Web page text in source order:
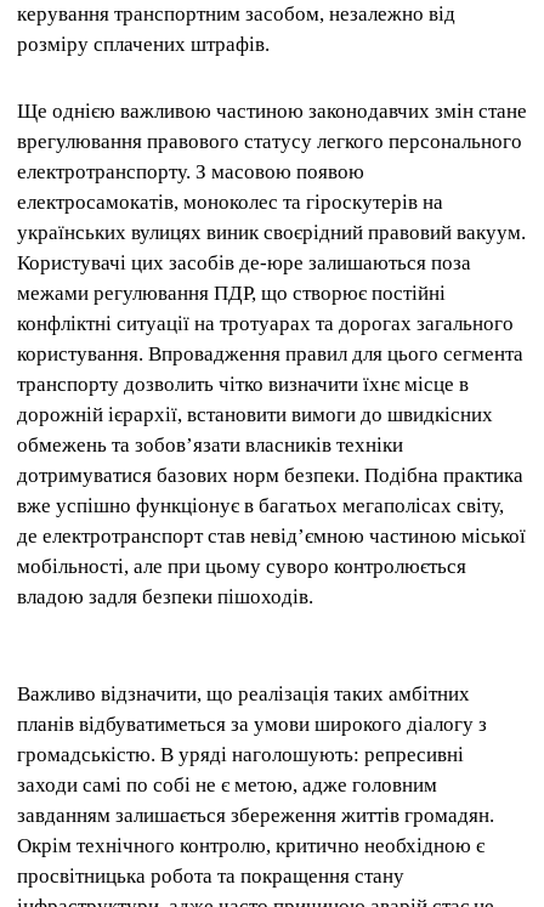
керування транспортним засобом, незалежно від
розміру сплачених штрафів.
Ще однією важливою частиною законодавчих змін стане
врегулювання правового статусу легкого персонального
електротранспорту. З масовою появою
електросамокатів, моноколес та гіроскутерів на
українських вулицях виник своєрідний правовий вакуум.
Користувачі цих засобів де-юре залишаються поза
межами регулювання ПДР, що створює постійні
конфліктні ситуації на тротуарах та дорогах загального
користування. Впровадження правил для цього сегмента
транспорту дозволить чітко визначити їхнє місце в
дорожній ієрархії, встановити вимоги до швидкісних
обмежень та зобов’язати власників техніки
дотримуватися базових норм безпеки. Подібна практика
вже успішно функціонує в багатьох мегаполісах світу,
де електротранспорт став невід’ємною частиною міської
мобільності, але при цьому суворо контролюється
владою задля безпеки пішоходів.
Важливо відзначити, що реалізація таких амбітних
планів відбуватиметься за умови широкого діалогу з
громадськістю. В уряді наголошують: репресивні
заходи самі по собі не є метою, адже головним
завданням залишається збереження життів громадян.
Окрім технічного контролю, критично необхідною є
просвітницька робота та покращення стану